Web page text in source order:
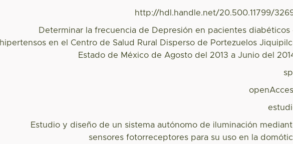
http://hdl.handle.net/20.500.11799/
Determinar la frecuencia de Depresión en pacientes diabéticos
hipertensos en el Centro de Salud Rural Disperso de Portezuelos
Estado de México de Agosto del 2013 a Junio del
Estudio y diseño de un sistema autónomo de iluminación
sensores fotorreceptores para su uso en la